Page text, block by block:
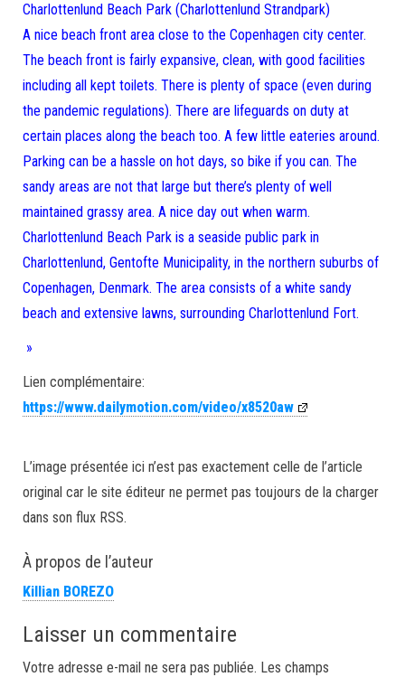
Charlottenlund Beach Park (Charlottenlund Strandpark)
A nice beach front area close to the Copenhagen city center.
The beach front is fairly expansive, clean, with good facilities
including all kept toilets. There is plenty of space (even during
the pandemic regulations). There are lifeguards on duty at
certain places along the beach too. A few little eateries around.
Parking can be a hassle on hot days, so bike if you can. The
sandy areas are not that large but there’s plenty of well
maintained grassy area. A nice day out when warm.
Charlottenlund Beach Park is a seaside public park in
Charlottenlund, Gentofte Municipality, in the northern suburbs of
Copenhagen, Denmark. The area consists of a white sandy
beach and extensive lawns, surrounding Charlottenlund Fort.
»
Lien complémentaire:
https://www.dailymotion.com/video/x8520aw
L’image présentée ici n’est pas exactement celle de l’article
original car le site éditeur ne permet pas toujours de la charger
dans son flux RSS.
À propos de l’auteur
Killian BOREZO
Laisser un commentaire
Votre adresse e-mail ne sera pas publiée. Les champs